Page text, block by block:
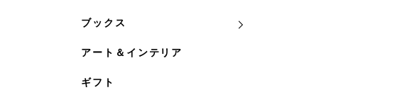
ブックス
アート＆インテリア
ギフト